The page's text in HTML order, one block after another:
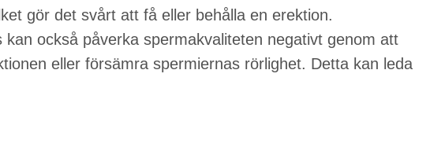
gör det svårt att få eller behålla en erektion.
kan också påverka spermakvaliteten negativt genom att
eller försämra spermiernas rörlighet. Detta kan leda